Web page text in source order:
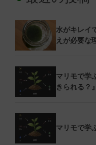
水がキレイ
えが必要な
マリモで学
きられる？』
マリモで学